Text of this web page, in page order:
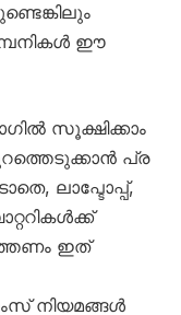
ഈ
സൂക്ഷിക്കാം
പ്ര
ലാപ്ടോപ്പ്,
ഇത്
നിയമങ്ങൾ